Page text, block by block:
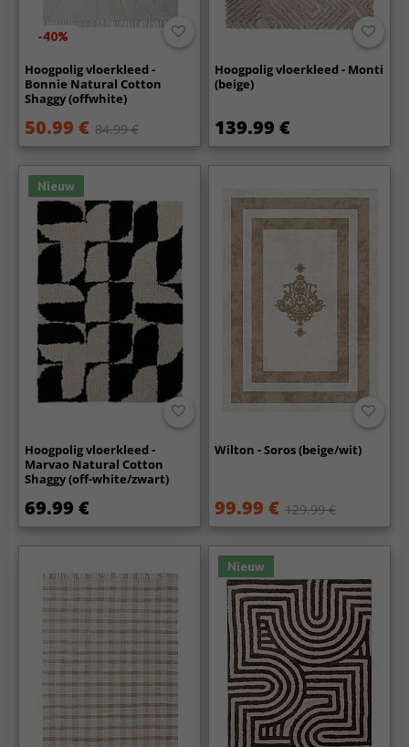
-40%
Hoogpolig vloerkleed -
Bonnie Natural Cotton
Shaggy (offwhite)
50.99 € 84.99 €
Hoogpolig vloerkleed - Monti
(beige)
139.99 €
Nieuw
Hoogpolig vloerkleed -
Marvao Natural Cotton
Shaggy (off-white/zwart)
69.99 €
Wilton - Soros (beige/wit)
99.99 € 129.99 €
Nieuw